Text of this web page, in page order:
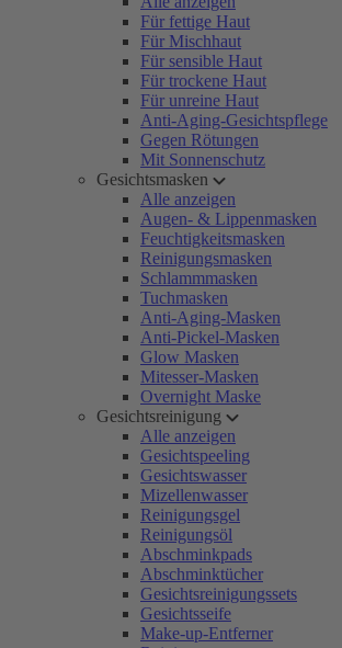
Für fettige Haut
Für Mischhaut
Für sensible Haut
Für trockene Haut
Für unreine Haut
Anti-Aging-Gesichtspflege
Gegen Rötungen
Mit Sonnenschutz
Gesichtsmasken
Alle anzeigen
Augen- & Lippenmasken
Feuchtigkeitsmasken
Reinigungsmasken
Schlammmasken
Tuchmasken
Anti-Aging-Masken
Anti-Pickel-Masken
Glow Masken
Mitesser-Masken
Overnight Maske
Gesichtsreinigung
Alle anzeigen
Gesichtspeeling
Gesichtswasser
Mizellenwasser
Reinigungsgel
Reinigungsöl
Abschminkpads
Abschminktücher
Gesichtsreinigungssets
Gesichtsseife
Make-up-Entferner